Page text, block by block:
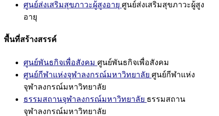
ศูนย์ส่งเสริมสุขภาวะผู้สูงอายุ ศูนย์ส่งเสริมสุขภาวะผู้สูง
อายุ
พื้นที่สร้างสรรค์
ศูนย์พันธกิจเพื่อสังคม ศูนย์พันธกิจเพื่อสังคม
ศูนย์กีฬาแห่งจุฬาลงกรณ์มหาวิทยาลัย ศูนย์กีฬาแห่ง
จุฬาลงกรณ์มหาวิทยาลัย
ธรรมสถานจุฬาลงกรณ์มหาวิทยาลัย ธรรมสถาน
จุฬาลงกรณ์มหาวิทยาลัย